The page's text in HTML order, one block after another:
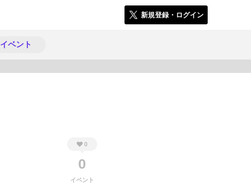
新規登録・ログイン
イベント
0
0
イベント